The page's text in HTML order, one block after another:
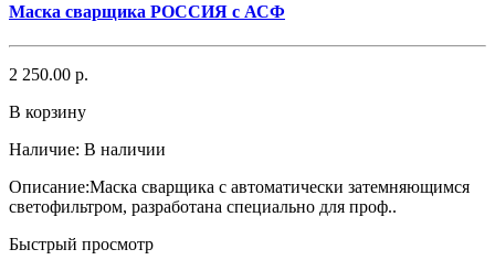
Маска сварщика РОССИЯ c АСФ
2 250.00 р.
В корзину
Наличие: В наличии
Описание:Маска сварщика с автоматически затемняющимся
светофильтром, разработана специально для проф..
Быстрый просмотр